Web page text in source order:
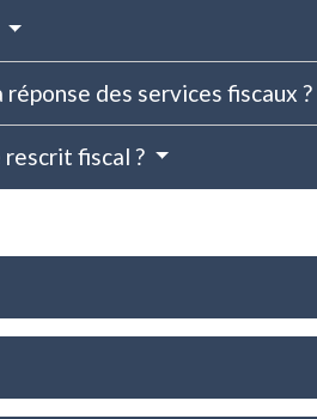
des services fiscaux ?
fiscal ?